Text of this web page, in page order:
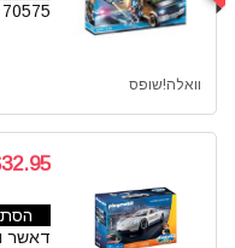
70575
וואלה!שופס
דאשר ו Porsche Mission-E